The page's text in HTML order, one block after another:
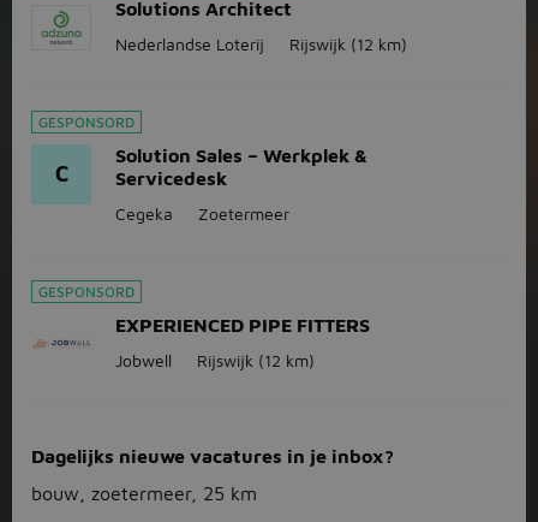
Solutions Architect
Nederlandse Loterij Rijswijk (12 km)
GESPONSORD
C
Solution Sales – Werkplek &
Servicedesk
Cegeka Zoetermeer
GESPONSORD
EXPERIENCED PIPE FITTERS
Jobwell Rijswijk (12 km)
Dagelijks nieuwe vacatures in je inbox?
bouw, zoetermeer, 25 km